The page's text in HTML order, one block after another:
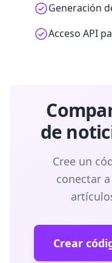
Generación
Acceso API
de
Cree un
conectar